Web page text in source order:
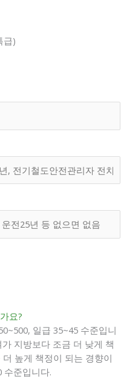
급)
요?
일급 35~45 수준입니
지방보다 조금 더 낮게 책
높게 책정이 되는 경향이
수준입니다.